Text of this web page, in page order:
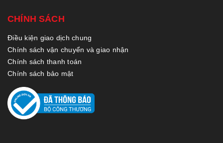
CHÍNH SÁCH
Điều kiện giao dịch chung
Chính sách vận chuyển và giao nhận
Chính sách thanh toán
Chính sách bảo mật